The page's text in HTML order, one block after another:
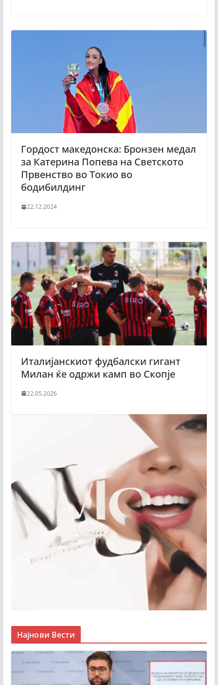
Гордост македонска: Бронзен медал
за Катерина Попева на Светското
Првенство во Токио во
бодибилдинг
22.12.2024
Италијанскиот фудбалски гигант
Милан ќе одржи камп во Скопје
22.05.2026
Најнови Вести